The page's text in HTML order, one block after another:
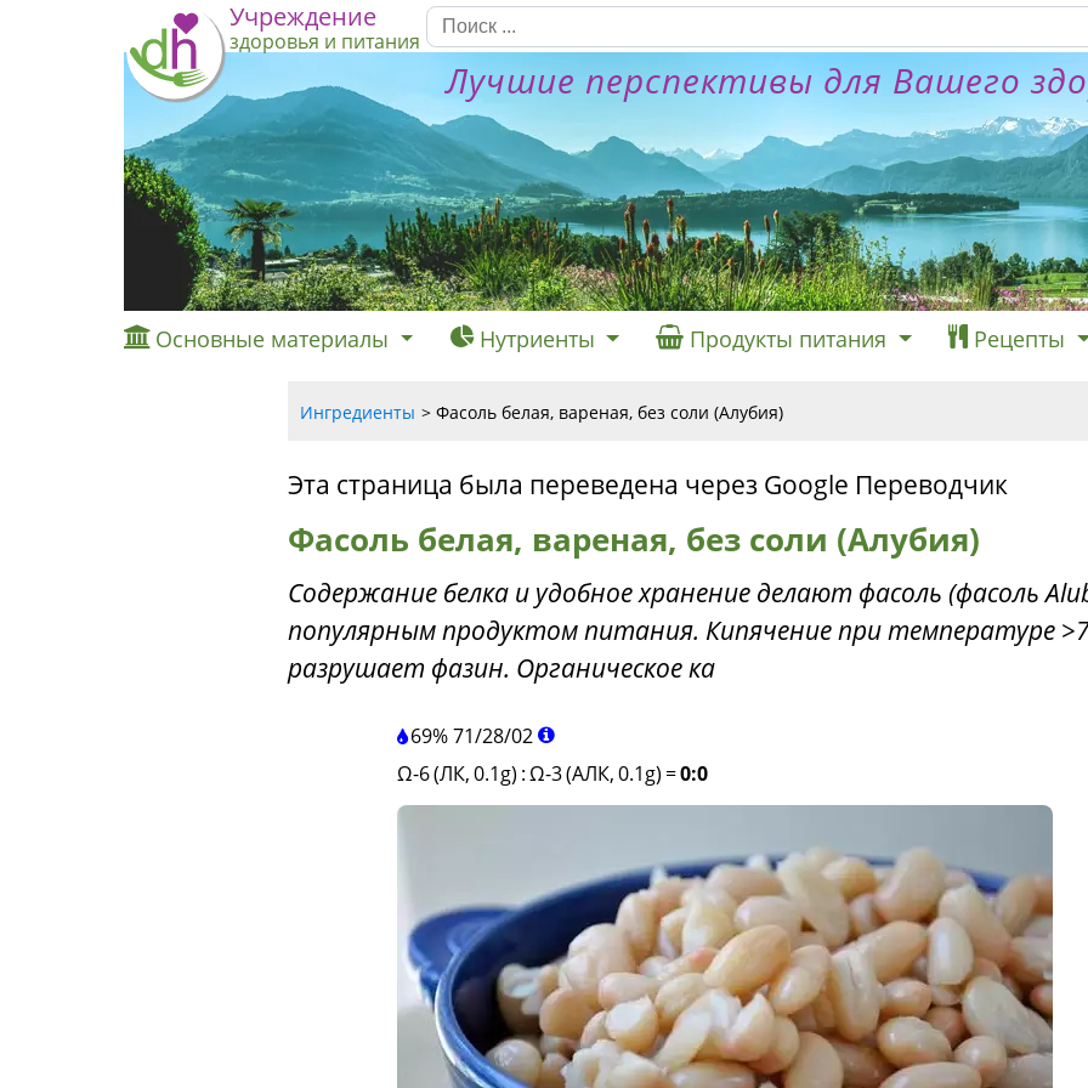
Учреждение
здоровья и питания
Лучшие перспективы для Вашего
Основные материалы Нутриенты Продукты питания Рецепты
Ингредиенты Фасоль белая, вареная, без соли (Алубия)
Эта страница была переведена через Google Переводчик
Фасоль белая, вареная, без соли (Алубия)
Содержание белка и удобное хранение делают фасоль (фасоль
популярным продуктом питания. Кипячение при температуре
разрушает фазин. Органическое ка
69%71/28/02
Ω-6 (ЛК, 0.1g) :Ω-3 (АЛК, 0.1g) =0:0